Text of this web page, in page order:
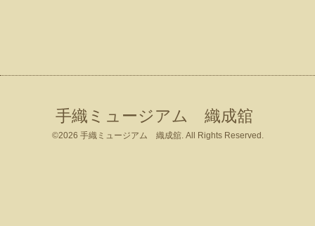
手織ミュージアム 織成舘
©2026 手織ミュージアム 織成舘. All Rights Reserved.